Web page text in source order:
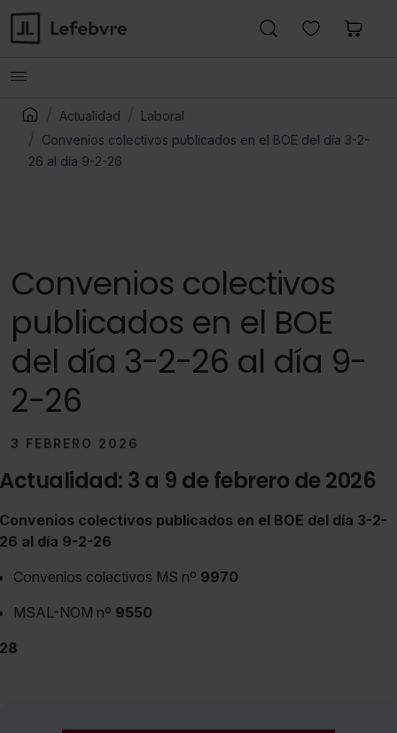
Actualidad
Laboral
Convenios colectivos publicados en el BOE del día 3-2-
26 al día 9-2-26
Convenios colectivos
publicados en el BOE
del día 3-2-26 al día 9-
2-26
3 FEBRERO 2026
Actualidad: 3 a 9 de febrero de 2026
Convenios colectivos publicados en el BOE del día 3-2-
26 al día 9-2-26
Convenios colectivos MS nº 9970
MSAL-NOM nº 9550
28